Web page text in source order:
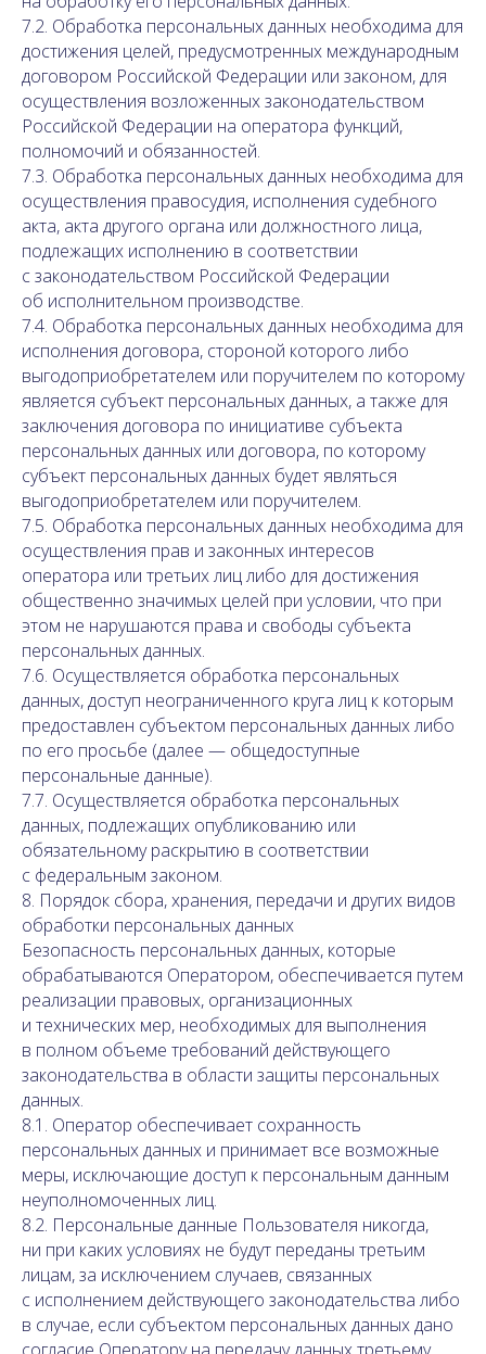
7.2. Обработка персональных данных необходима для
достижения целей, предусмотренных международным
договором Российской Федерации или законом, для
осуществления возложенных законодательством
Российской Федерации на оператора функций,
полномочий и обязанностей.
7.3. Обработка персональных данных необходима для
осуществления правосудия, исполнения судебного
акта, акта другого органа или должностного лица,
подлежащих исполнению в соответствии
с законодательством Российской Федерации
об исполнительном производстве.
7.4. Обработка персональных данных необходима для
исполнения договора, стороной которого либо
выгодоприобретателем или поручителем по которому
является субъект персональных данных, а также для
заключения договора по инициативе субъекта
персональных данных или договора, по которому
субъект персональных данных будет являться
выгодоприобретателем или поручителем.
7.5. Обработка персональных данных необходима для
осуществления прав и законных интересов
оператора или третьих лиц либо для достижения
общественно значимых целей при условии, что при
этом не нарушаются права и свободы субъекта
персональных данных.
7.6. Осуществляется обработка персональных
данных, доступ неограниченного круга лиц к которым
предоставлен субъектом персональных данных либо
по его просьбе (далее — общедоступные
персональные данные).
7.7. Осуществляется обработка персональных
данных, подлежащих опубликованию или
обязательному раскрытию в соответствии
с федеральным законом.
8. Порядок сбора, хранения, передачи и других видов
обработки персональных данных
Безопасность персональных данных, которые
обрабатываются Оператором, обеспечивается путем
реализации правовых, организационных
и технических мер, необходимых для выполнения
в полном объеме требований действующего
законодательства в области защиты персональных
данных.
8.1. Оператор обеспечивает сохранность
персональных данных и принимает все возможные
меры, исключающие доступ к персональным данным
неуполномоченных лиц.
8.2. Персональные данные Пользователя никогда,
ни при каких условиях не будут переданы третьим
лицам, за исключением случаев, связанных
с исполнением действующего законодательства либо
в случае, если субъектом персональных данных дано